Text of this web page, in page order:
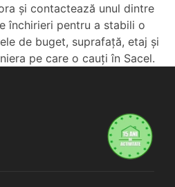
și contactează unul dintre
închirieri pentru a stabili o
de buget, suprafață, etaj și
pe care o cauți în Sacel.